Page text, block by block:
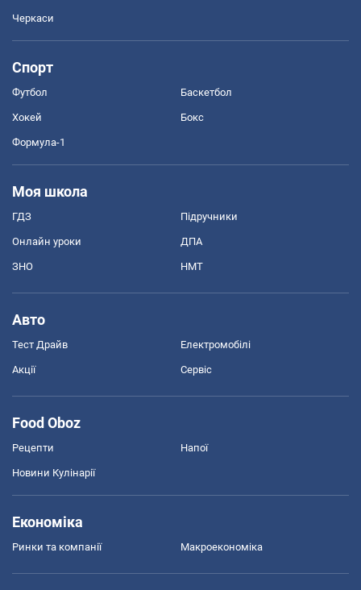
Черкаси
Спорт
Футбол Баскетбол
Хокей Бокс
Формула-1
Моя школа
ГДЗ Підручники
Онлайн уроки ДПА
ЗНО НМТ
Авто
Тест Драйв Електромобілі
Акції Сервіс
Food Oboz
Рецепти Напої
Новини Кулінарії
Економіка
Ринки та компанії Макроекономіка